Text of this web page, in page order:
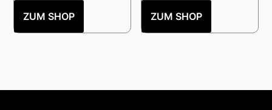
ZUM SHOP ZUM SHOP